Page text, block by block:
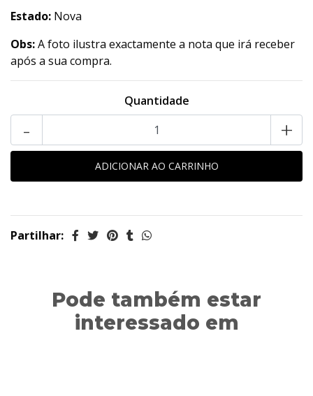
Estado: Nova
Obs:A foto ilustra exactamente a nota que irá receber
após a sua compra.
Quantidade
- +
Partilhar:
Pode também estar
interessado em